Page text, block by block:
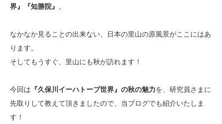
界』『知勝院』
。
なかなか見ることの出来ない、日本の里山の原風景がここにはあ
ります。
そしてもうすぐ、里山にも秋が訪れます！
今回は 『久保川イーハトーブ世界』の秋の魅力を、研究員さまに
先取りして教えて頂きましたので、当ブログでも紹介いたしま
す！